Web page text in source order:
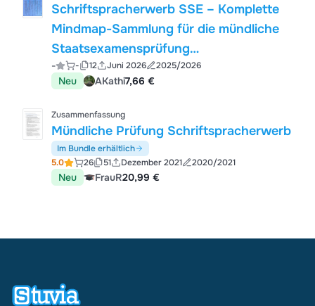
Schriftspracherwerb SSE – Komplette
Mindmap-Sammlung für die mündliche
Staatsexamensprüfung
(Grundschulpädagogik) Bayern Lehramt
- - 12 Juni 2026 2025/2026
Neu AKathi7,66 €
Zusammenfassung
Mündliche Prüfung Schriftspracherwerb
Im Bundle erhältlich
5.0
26 51 Dezember 2021 2020/2021
Neu FrauR20,99 €